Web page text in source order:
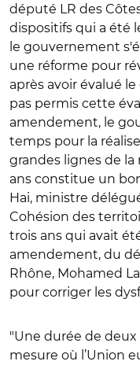
député LR des
dispositifs qui a été
le gouvernement
une réforme pour
après avoir évalué
pas permis cette
amendement, le
temps pour la
grandes lignes de
ans constitue un
Hai, ministre
Cohésion des
trois ans qui avait
amendement, du
Rhône, Mohamed
pour corriger les
"Une durée de deux
mesure où l’Union